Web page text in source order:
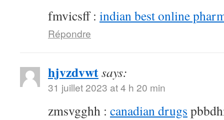
fmvicsff : indian best online
Répondre
hjvzdvwtsays:
31 juillet 2023 at 4 h 20 min
zmsvgghh : canadian drugs